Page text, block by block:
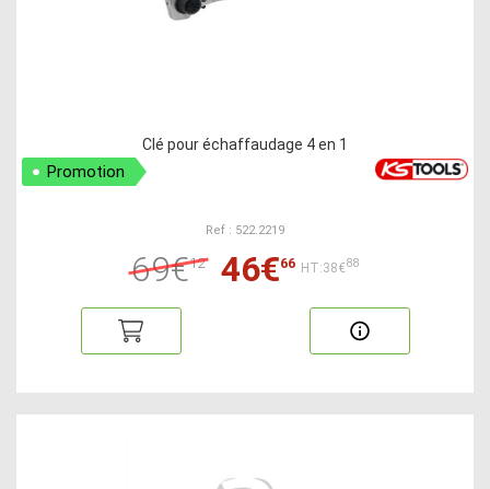
Clé pour échaffaudage 4 en 1
Promotion
Ref : 522.2219
69€12 46€66 HT:38€88